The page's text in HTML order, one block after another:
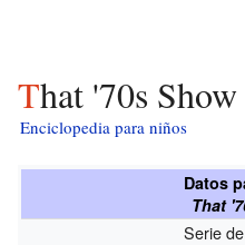
That '70s
Enciclopedia para niños
Datos
That
Serie